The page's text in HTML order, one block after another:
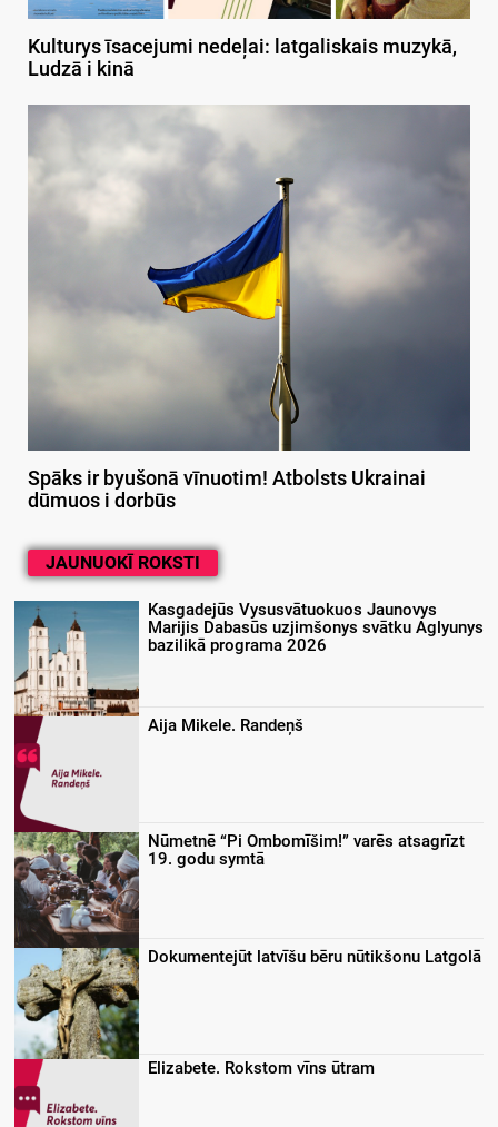
Kulturys īsacejumi nedeļai: latgaliskais muzykā,
Ludzā i kinā
Spāks ir byušonā vīnuotim! Atbolsts Ukrainai
dūmuos i dorbūs
JAUNUOKĪ ROKSTI
Kasgadejūs Vysusvātuokuos Jaunovys
Marijis Dabasūs uzjimšonys svātku Aglyunys
bazilikā programa 2026
Aija Mikele. Randeņš
Nūmetnē “Pi Ombomīšim!” varēs atsagrīzt
19. godu symtā
Dokumentejūt latvīšu bēru nūtikšonu Latgolā
Elizabete. Rokstom vīns ūtram